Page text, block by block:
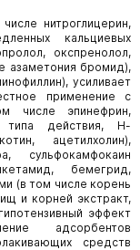
нитроглицерин,
кальциевых
окспренолол,
азаметония бромид),
усиливает
применение с
числе эпинефрин,
типа действия, Н-
ацетилхолин),
сульфокамфокаин
бемегрид,
(в том числе корень
и корней экстракт,
эффект
адсорбентов
средств